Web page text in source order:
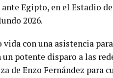
Egipto, en el Estadio
2026.
con una asistencia
un potente disparo a las
de Enzo Fernández